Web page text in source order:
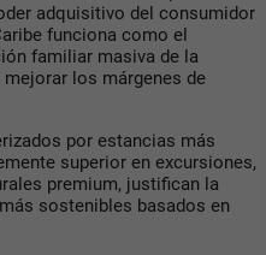
adquisitivo del consumidor
funciona como el
familiar masiva de la
los márgenes de
por estancias más
superior en excursiones,
premium, justifican la
sostenibles basados en